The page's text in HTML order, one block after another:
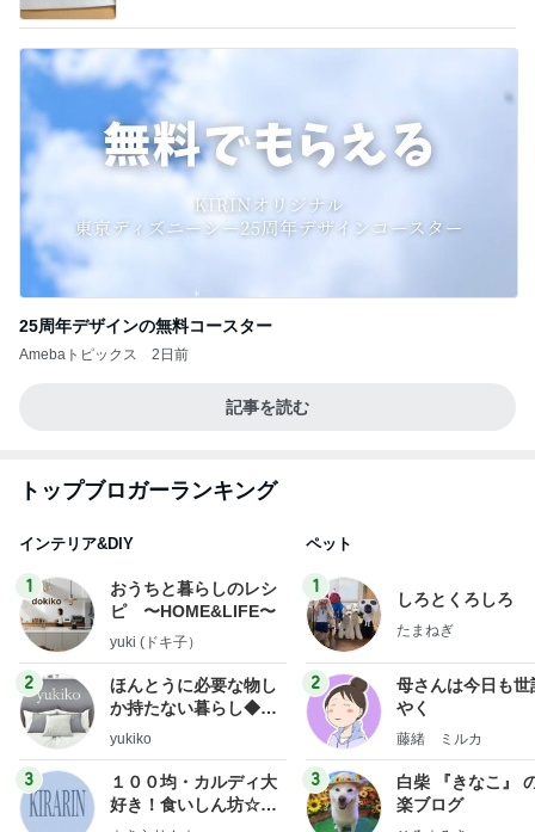
25周年デザインの無料コースター
Amebaトピックス 2日前
記事を読む
トップブロガーランキング
インテリア&DIY
1
おうちと暮らしのレシ
ピ 〜HOME&LIFE〜
yuki (ドキ子）
2
ほんとうに必要な物し
か持たない暮らし◆Ke
ep Life Simple◆〜イ
yukiko
3
１００均・カルディ大
好き！食いしん坊☆き
らりん☆のブログ
ペット
1
しろとくろしろ
たまねぎ
2
母さんは今日も世
やく
藤緒 ミルカ
3
白柴 『きなこ』
楽ブログ